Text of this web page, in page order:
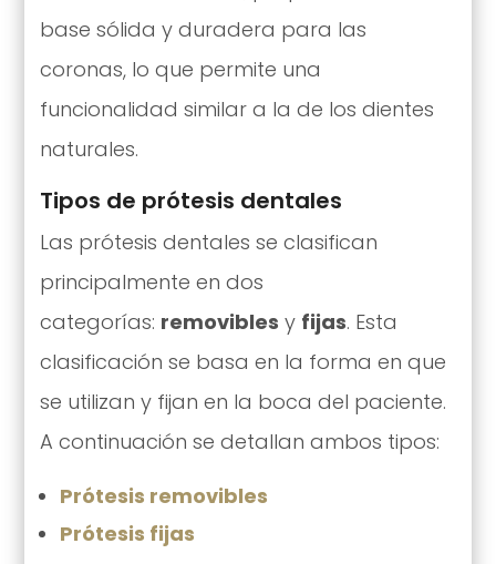
base sólida y duradera para las
coronas, lo que permite una
funcionalidad similar a la de los dientes
naturales.
Tipos de prótesis dentales
Las prótesis dentales se clasifican
principalmente en dos
categorías: removibles y fijas. Esta
clasificación se basa en la forma en que
se utilizan y fijan en la boca del paciente.
A continuación se detallan ambos tipos:
Prótesis removibles
Prótesis fijas